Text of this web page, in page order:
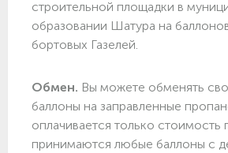
строительной площадки в
образовании Шатура на
бортовых Газелей.
Обмен. Вы можете обменять
баллоны на заправленные
оплачивается только стоимость
принимаются любые баллоны с